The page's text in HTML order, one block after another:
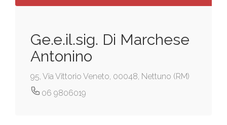
Ge.e.il.sig. Di Marchese
Antonino
95, Via Vittorio Veneto, 00048, Nettuno (RM)
06 9806019